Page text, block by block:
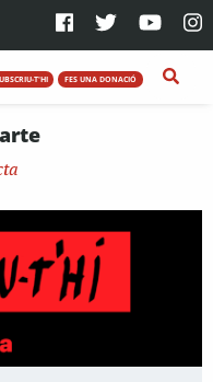
T'HI FES UNA DONACIÓ